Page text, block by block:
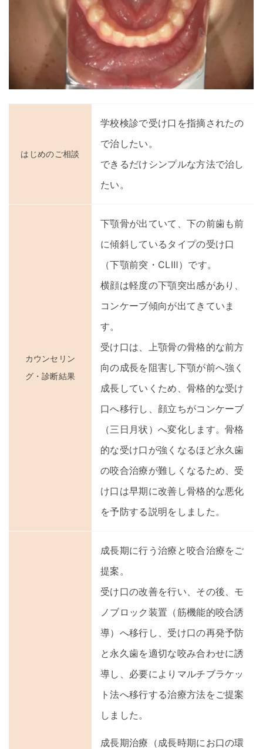
はじめのご相談
学校検診で受け口を指摘されたの
で治したい。
できるだけシンプルな方法で治し
たい。
カウンセリン
グ・診断結果
下顎骨が出ていて、下の前歯も前
に傾斜しているタイプの受け口
（下顎前突・CLⅢ）です。
横顔は軽度の下顎突出感があり、
コンケーブ傾向が出てきていま
す。
受け口は、上顎骨の骨格的な前方
向の成長を阻害し下顎が前へ強く
成長していくため、骨格的な受け
口へ移行し、顔立ちがコンケーブ
（三日月状）へ変化します。骨格
的な受け口が強くなるほど永久歯
の咬合治療が難しくなるため、受
け口は早期に改善し骨格的な悪化
を予防する説明をしました。
成長期に行う治療と咬合治療をご
提案。
受け口の改善を行い、その後、モ
ノブロック装置（筋機能的咬合誘
導）へ移行し、受け口の再発予防
と永久歯を適切な咬み合わせに誘
導し、必要によりマルチブラケッ
ト法へ移行する治療方法をご提案
しました。
成長期治療（成長時期にお口の環